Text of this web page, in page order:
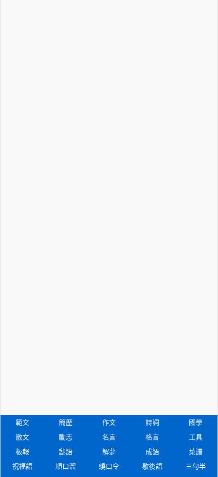
範文 簡歷 作文 詩詞
國學
散文
勵志 名言 格言
工具
板報
謎語 解夢 成語
菜譜
祝福語
順口溜 繞口令 歇後語 三句半